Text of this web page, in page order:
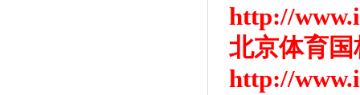
http://
北京体育
http://